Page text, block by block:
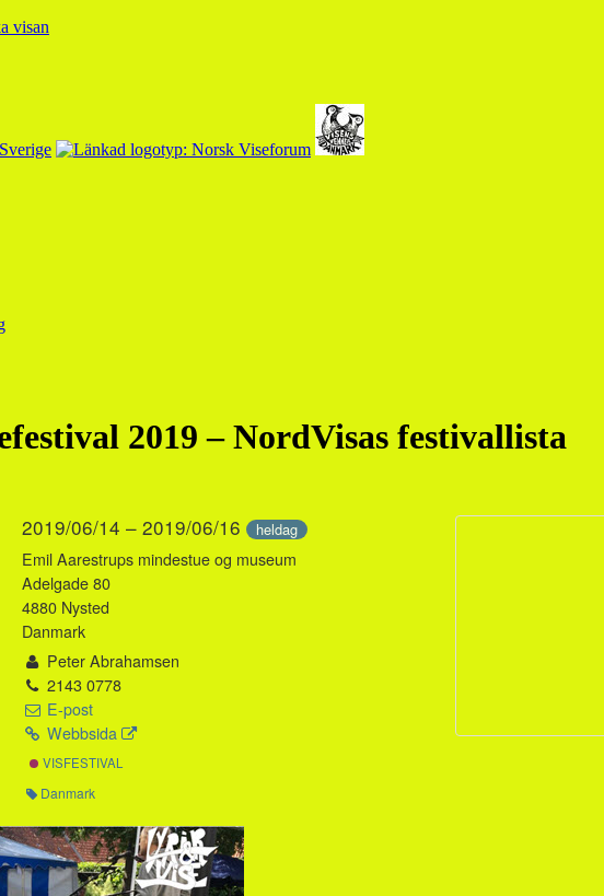
visan
2019 – NordVisas festivallista
2019/06/14 – 2019/06/16 heldag
Emil Aarestrups mindestue og museum
Adelgade 80
4880 Nysted
Danmark
Peter Abrahamsen
2143 0778
E-post
Webbsida
VISFESTIVAL
Danmark